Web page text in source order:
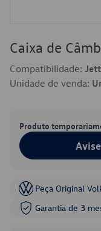
Caixa de
Compatibilidade:
Unidade de venda:
Produto
Peça Original
Garantia de 3